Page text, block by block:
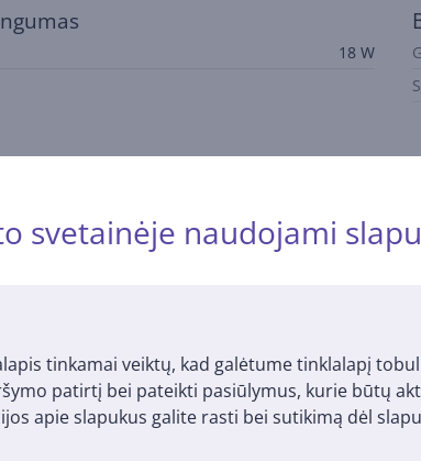
svetainėje naudojami
tinkamai veiktų, kad galėtume tinklalapį
patirtį bei pateikti pasiūlymus, kurie būtų
apie slapukus galite rasti bei sutikimą dėl
18 W
Aprašymas
pakankamu sėdimosios dalies ir atlošo gyliu